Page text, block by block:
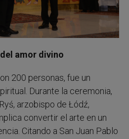
amor divino
200 personas, fue un
Durante la ceremonia,
arzobispo de Łódź,
convertir el arte en un
Citando a San Juan Pablo